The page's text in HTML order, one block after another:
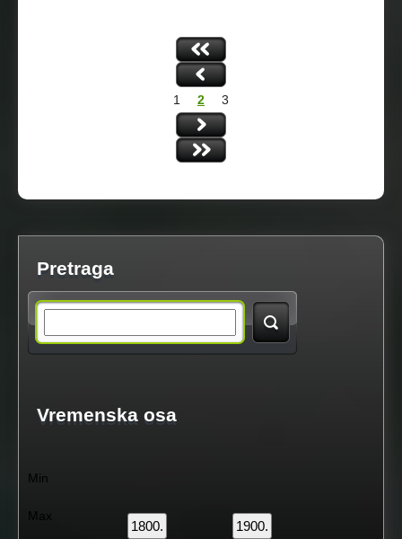
s
1 2 3
Pretraga
a
Vremenska osa
Min
Max
1800. 1900.